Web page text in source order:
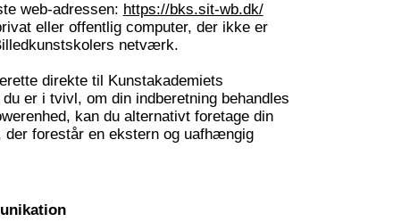
web-adressen: https://bks.sit-wb.dk/
eller offentlig computer, der ikke er
netværk.
direkte til Kunstakademiets
er i tvivl, om din indberetning behandles
kan du alternativt foretage din
der forestår en ekstern og uafhængig